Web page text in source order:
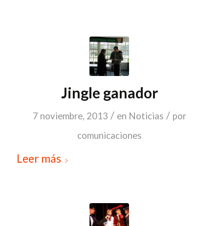
Jingle ganador
7 noviembre, 2013 / en Noticias / por
comunicaciones
Leer más